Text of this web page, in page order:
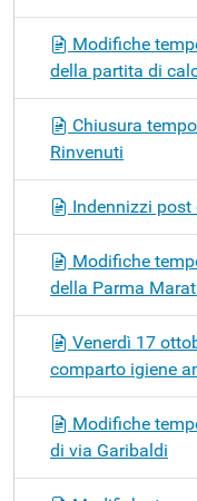
Modifiche
della partita di
Chiusura
Rinvenuti
Indennizzi
Modifiche
della Parma
Venerdì 17
comparto igiene
Modifiche
di via Garibaldi